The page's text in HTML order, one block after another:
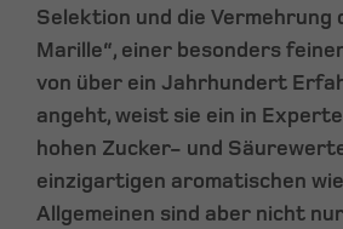
Selektion und die
Marille“, einer besonders
von über ein Jahrhundert
angeht, weist sie ein in
hohen Zucker- und
einzigartigen aromatischen
Allgemeinen sind aber nicht